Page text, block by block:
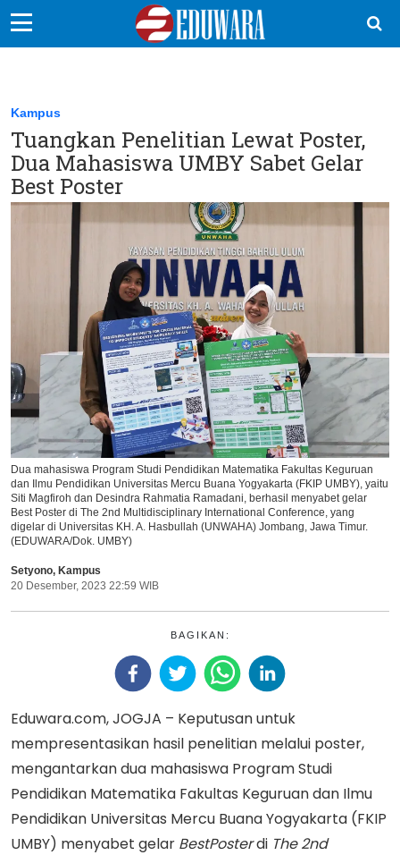
Sekolah Kita
Vokasi
Kampus
Idea
Ikuti Kami di:
Kampus
Tuangkan Penelitian Lewat Poster,
Dua Mahasiswa UMBY Sabet Gelar
Best Poster
Dua mahasiswa Program Studi Pendidikan Matematika Fakultas Keguruan
dan Ilmu Pendidikan Universitas Mercu Buana Yogyakarta (FKIP UMBY), yaitu
Siti Magfiroh dan Desindra Rahmatia Ramadani, berhasil menyabet gelar
Best Poster di The 2nd Multidisciplinary International Conference, yang
digelar di Universitas KH. A. Hasbullah (UNWAHA) Jombang, Jawa Timur.
(EDUWARA/Dok. UMBY)
Setyono, Kampus
20 Desember, 2023 22:59 WIB
BAGIKAN:
Eduwara.com, JOGJA – Keputusan untuk
mempresentasikan hasil penelitian melalui poster,
mengantarkan dua mahasiswa Program Studi
Pendidikan Matematika Fakultas Keguruan dan Ilmu
Pendidikan Universitas Mercu Buana Yogyakarta (FKIP
UMBY) menyabet gelar BestPosterdi The 2nd